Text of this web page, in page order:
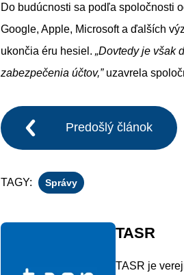
Do budúcnosti sa podľa spoločnosti
Google, Apple, Microsoft a ďalších
ukončia éru hesiel. „Dovtedy je však
zabezpečenia účtov,”uzavrela
Predošlý článok
TAGY: Správy
TASR
TASR je